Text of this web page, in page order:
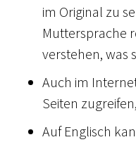
im Original zu
Muttersprache
verstehen, was
Auch im
Seiten
Auf Englisch